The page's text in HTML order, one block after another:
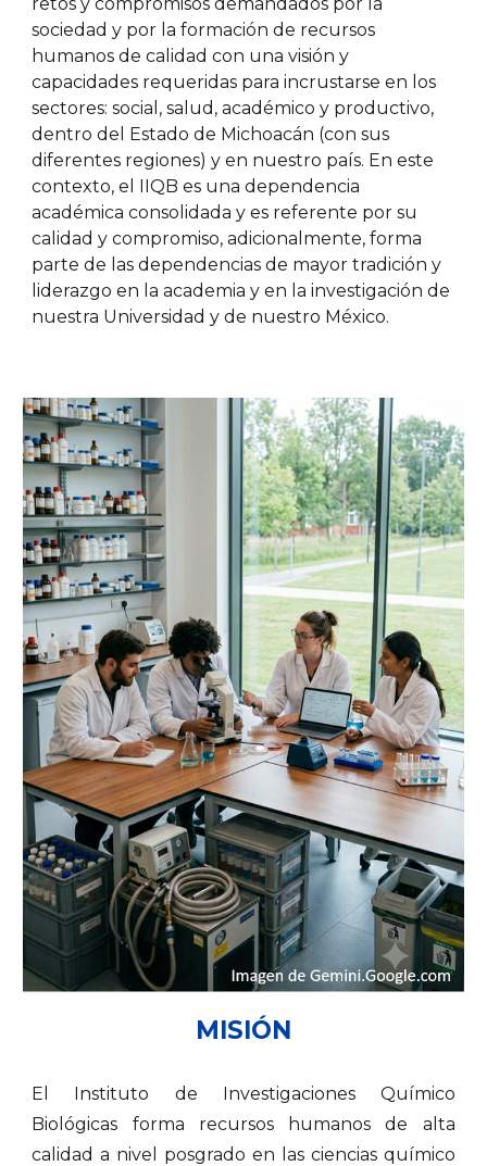
sociedad y por la formación de recursos
humanos de calidad con una visión y
capacidades requeridas para incrustarse en los
sectores: social, salud, académico y productivo,
dentro del Estado de Michoacán (con sus
diferentes regiones) y en nuestro país. En este
contexto, el IIQB es una dependencia
académica consolidada y es referente por su
calidad y compromiso, adicionalmente, forma
parte de las dependencias de mayor tradición y
liderazgo en la academia y en la investigación de
nuestra Universidad y de nuestro México.
MISIÓN
El Instituto de Investigaciones Químico
Biológicas forma recursos humanos de alta
calidad a nivel posgrado en las ciencias químico